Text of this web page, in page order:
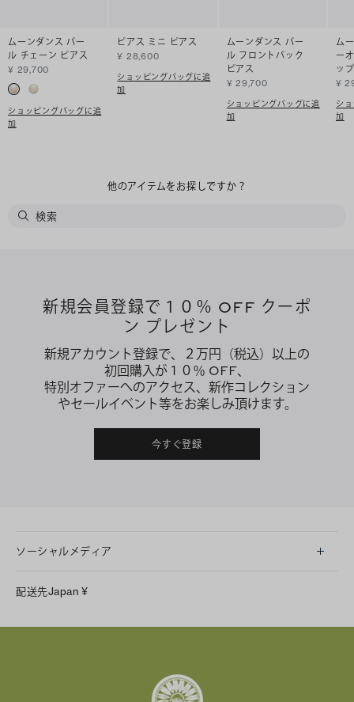
ムーンダンス パー
ル チェーン ピアス
¥ 29,700
ショッピングバッグに追
加
ピアス ミニ ピアス
¥ 28,600
ショッピングバッグに追
加
ムーンダンス パー
ル フロントバック
ピアス
¥ 29,700
ショッピングバッグに追
加
ム
ー
ッ
¥
シ
加
他のアイテムをお探しですか？
新規会員登録で１０％ OFF クーポ
ン プレゼント
新規アカウント登録で、２万円（税込）以上の
初回購入が１０％ OFF、
特別オファーへのアクセス、新作コレクション
やセールイベント等をお楽しみ頂けます。
今すぐ登録
ソーシャルメディア
Facebook
配送先Japan ¥